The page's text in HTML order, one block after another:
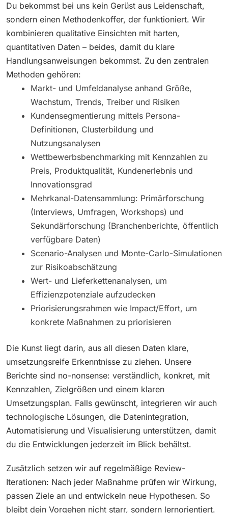
Du bekommst bei uns kein Gerüst aus Leidenschaft,
sondern einen Methodenkoffer, der funktioniert. Wir
kombinieren qualitative Einsichten mit harten,
quantitativen Daten – beides, damit du klare
Handlungsanweisungen bekommst. Zu den zentralen
Methoden gehören:
Markt- und Umfeldanalyse anhand Größe,
Wachstum, Trends, Treiber und Risiken
Kundensegmentierung mittels Persona-
Definitionen, Clusterbildung und
Nutzungsanalysen
Wettbewerbsbenchmarking mit Kennzahlen zu
Preis, Produktqualität, Kundenerlebnis und
Innovationsgrad
Mehrkanal-Datensammlung: Primärforschung
(Interviews, Umfragen, Workshops) und
Sekundärforschung (Branchenberichte, öffentlich
verfügbare Daten)
Scenario-Analysen und Monte-Carlo-Simulationen
zur Risikoabschätzung
Wert- und Lieferkettenanalysen, um
Effizienzpotenziale aufzudecken
Priorisierungsrahmen wie Impact/Effort, um
konkrete Maßnahmen zu priorisieren
Die Kunst liegt darin, aus all diesen Daten klare,
umsetzungsreife Erkenntnisse zu ziehen. Unsere
Berichte sind no-nonsense: verständlich, konkret, mit
Kennzahlen, Zielgrößen und einem klaren
Umsetzungsplan. Falls gewünscht, integrieren wir auch
technologische Lösungen, die Datenintegration,
Automatisierung und Visualisierung unterstützen, damit
du die Entwicklungen jederzeit im Blick behältst.
Zusätzlich setzen wir auf regelmäßige Review-
Iterationen: Nach jeder Maßnahme prüfen wir Wirkung,
passen Ziele an und entwickeln neue Hypothesen. So
bleibt dein Vorgehen nicht starr, sondern lernorientiert.